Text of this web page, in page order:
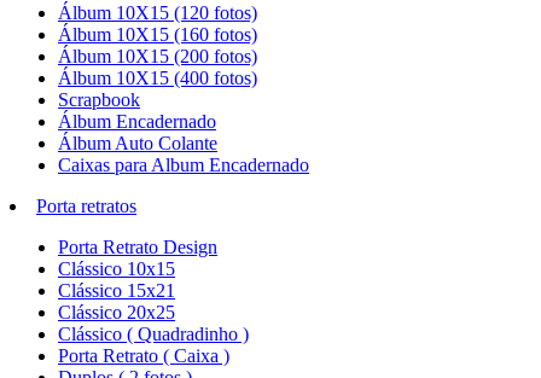
Álbum 10X15 (120 fotos)
Álbum 10X15 (160 fotos)
Álbum 10X15 (200 fotos)
Álbum 10X15 (400 fotos)
Scrapbook
Álbum Encadernado
Álbum Auto Colante
Caixas para Album Encadernado
Porta retratos
Porta Retrato Design
Clássico 10x15
Clássico 15x21
Clássico 20x25
Clássico ( Quadradinho )
Porta Retrato ( Caixa )